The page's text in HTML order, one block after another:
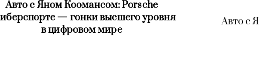
Авто с Яном Коомансом: Porsche
— гонки высшего уровня
в цифровом мире
Авто с